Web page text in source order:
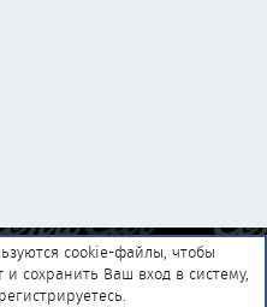
cookie-файлы, чтобы
и сохранить Ваш вход в систему,